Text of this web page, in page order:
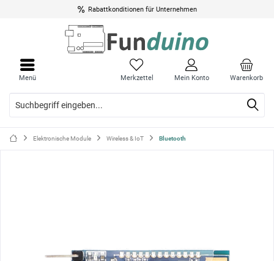
Rabattkonditionen für Unternehmen
Warenkorb
Merkzettel Mein Konto
Menü
Elektronische Module Wireless & IoT Bluetooth